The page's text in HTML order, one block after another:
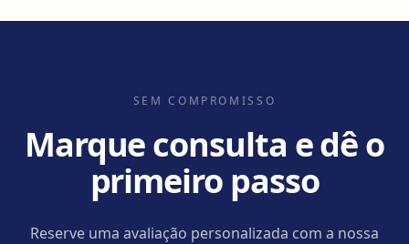
SEM COMPROMISSO
Marque consulta e dê o
primeiro passo
Reserve uma avaliação personalizada com a nossa